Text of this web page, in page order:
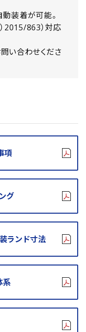
装着が可能。
2015/863）対応
い合わせくださ
項
グ
ランド寸法
系